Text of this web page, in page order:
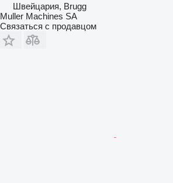
Швейцария, Brugg
Muller Machines SA
Связаться с продавцом